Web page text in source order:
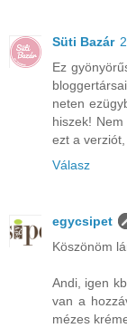
Süti Bazár
Ez
neten
hiszek!
ezt a
Válasz
egycsipet
Köszönöm
Andi, igen
van a
mézes